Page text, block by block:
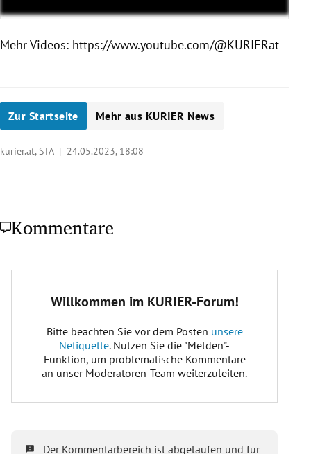
Mehr Videos: https://www.youtube.com/@KURIERat
Zur Startseite Mehr aus KURIER News
kurier.at, STA | 24.05.2023, 18:08
Kommentare